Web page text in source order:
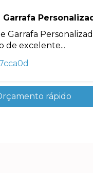
Garrafa
de excelente...
rápido